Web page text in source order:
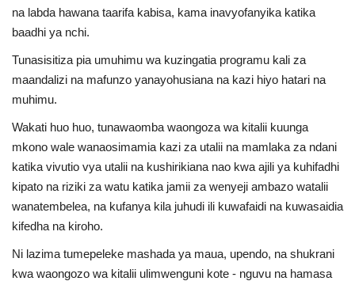
na labda hawana taarifa kabisa, kama inavyofanyika katika
baadhi ya nchi.
Tunasisitiza pia umuhimu wa kuzingatia programu kali za
maandalizi na mafunzo yanayohusiana na kazi hiyo hatari na
muhimu.
Wakati huo huo, tunawaomba waongoza wa kitalii kuunga
mkono wale wanaosimamia kazi za utalii na mamlaka za ndani
katika vivutio vya utalii na kushirikiana nao kwa ajili ya kuhifadhi
kipato na riziki za watu katika jamii za wenyeji ambazo watalii
wanatembelea, na kufanya kila juhudi ili kuwafaidi na kuwasaidia
kifedha na kiroho.
Ni lazima tumepeleke mashada ya maua, upendo, na shukrani
kwa waongozo wa kitalii ulimwenguni kote - nguvu na hamasa